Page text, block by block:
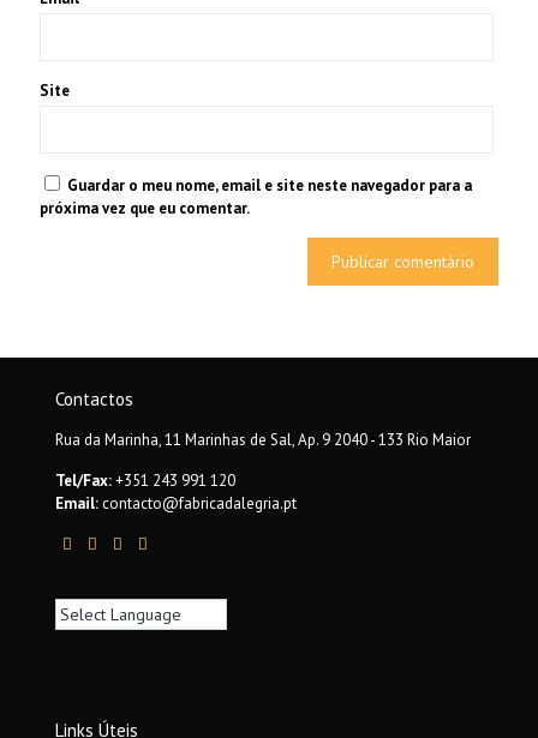
Site
Guardar o meu nome, email e site neste navegador para a
próxima vez que eu comentar.
Contactos
Rua da Marinha, 11 Marinhas de Sal, Ap. 9 2040 - 133 Rio Maior
Tel/Fax:+351 243 991 120
Email:contacto@fabricadalegria.pt
Links Úteis